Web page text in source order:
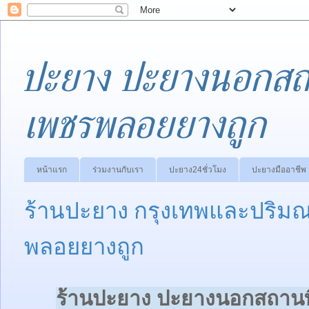
ปะยาง ปะยางนอก
เพชรพลอยยางถูก
หน้าแรก ร่วมงานกับเรา ปะยาง24ชั่วโมง ปะยางมืออาชีพ
ร้านปะยาง กรุงเทพและปริม
พลอยยางถูก
ร้านปะยาง ปะยางนอกสถา